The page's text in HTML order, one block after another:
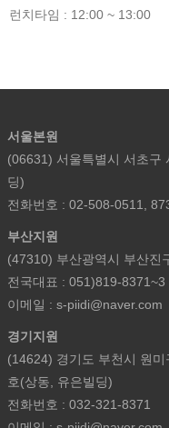
런치타임 : 12:00 ~ 13:00
서울본원
(06631) 서울특별시 서초구
딩)
전화번호 : 02-508-0511,
부산지원
(47310) 부산광역시 부산진
전국대표 : 051)819-8371~3
이메일 : s-piidi@naver.com
경기지원
(14624) 경기도 부천시 원
호(상동, 유은빌딩)
전화번호 : 032-321-8371